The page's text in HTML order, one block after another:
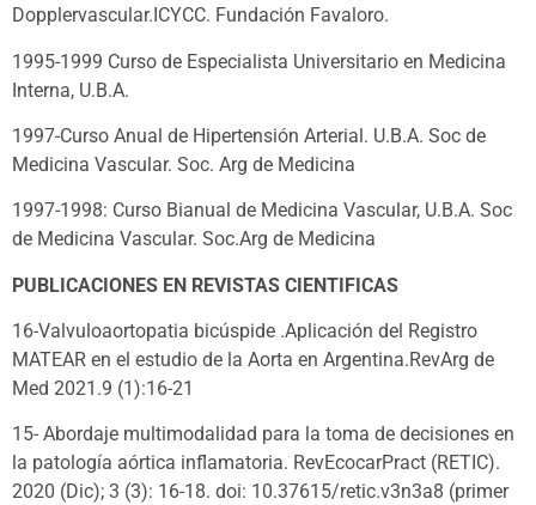
Dopplervascular.ICYCC. Fundación Favaloro.
1995-1999 Curso de Especialista Universitario en Medicina
Interna, U.B.A.
1997-Curso Anual de Hipertensión Arterial. U.B.A. Soc de
Medicina Vascular. Soc. Arg de Medicina
1997-1998: Curso Bianual de Medicina Vascular, U.B.A. Soc
de Medicina Vascular. Soc.Arg de Medicina
PUBLICACIONES EN REVISTAS CIENTIFICAS
16-Valvuloaortopatia bicúspide .Aplicación del Registro
MATEAR en el estudio de la Aorta en Argentina.RevArg de
Med 2021.9 (1):16-21
15- Abordaje multimodalidad para la toma de decisiones en
la patología aórtica inflamatoria. RevEcocarPract (RETIC).
2020 (Dic); 3 (3): 16-18. doi: 10.37615/retic.v3n3a8 (primer